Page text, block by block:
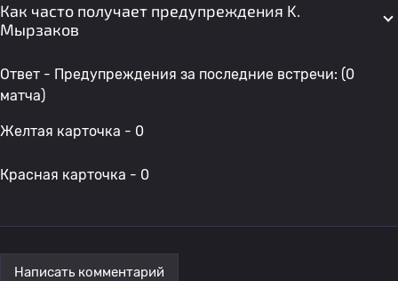
Как часто получает предупреждения K.
Мырзаков
Ответ - Предупреждения за последние встречи: (0
матча)
Желтая карточка - 0
Красная карточка - 0
Написать комментарий